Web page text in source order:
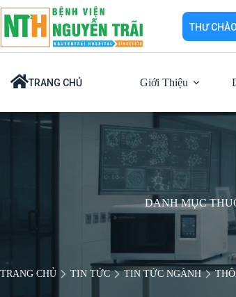
Chuyển
đến
phần
dung
THƯ
TRANG CHỦ Giới Thiệu
DANH MỤC
TRANG CHỦ TIN TỨC TIN TỨC NGÀNH